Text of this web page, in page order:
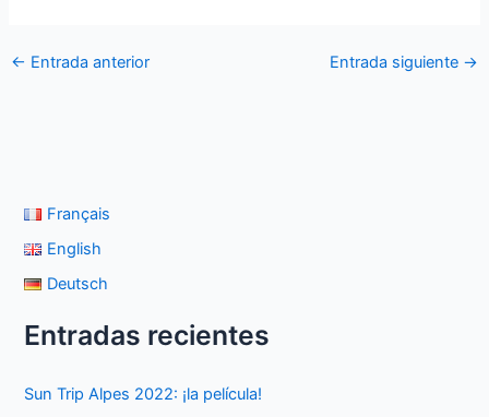
← Entrada anterior Entrada siguiente →
Français
English
Deutsch
Entradas recientes
Sun Trip Alpes 2022: ¡la película!